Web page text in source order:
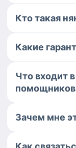
Кто такая
Какие
Что входит
Зачем мне